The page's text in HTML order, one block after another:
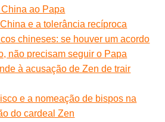
ao Papa
e a tolerância recíproca
chineses: se houver um acordo
não precisam seguir o Papa
à acusação de Zen de trair
e a nomeação de bispos na
do cardeal Zen